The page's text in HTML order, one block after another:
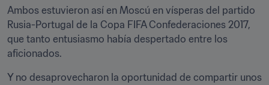
Ambos estuvieron así en Moscú en vísperas del partido
Rusia-Portugal de la Copa FIFA Confederaciones 2017,
que tanto entusiasmo había despertado entre los
aficionados.
Y no desaprovecharon la oportunidad de compartir unos